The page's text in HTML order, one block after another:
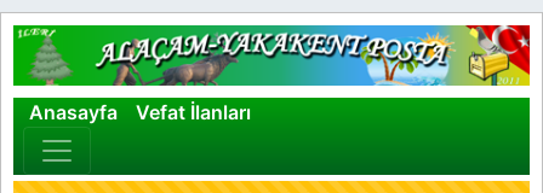
Anasayfa Vefat İlanları
×